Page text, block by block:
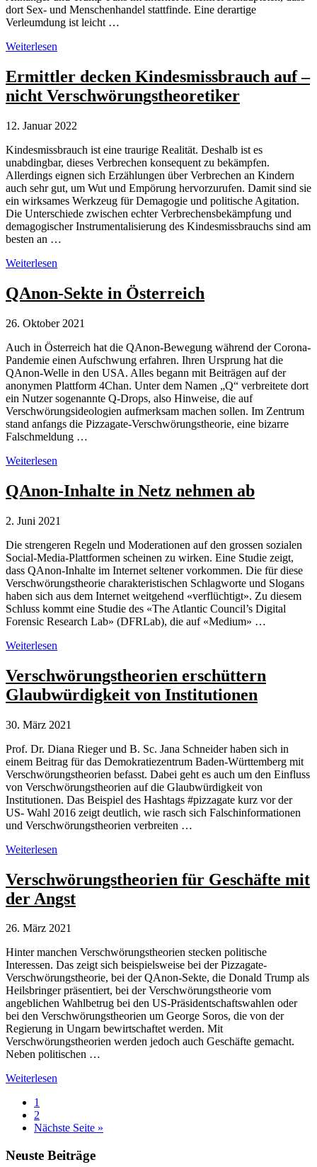
dort Sex- und Menschenhandel stattfinde. Eine derartige
Verleumdung ist leicht …
Ermittler
Kindesmissbrauch
–
Verschwörungsgläubige
davon
Weiterlesen
Ermittler decken Kindesmissbrauch auf –
nicht Verschwörungstheoretiker
12. Januar 2022
Kindesmissbrauch ist eine traurige Realität. Deshalb ist es
unabdingbar, dieses Verbrechen konsequent zu bekämpfen.
Allerdings eignen sich Erzählungen über Verbrechen an Kindern
auch sehr gut, um Wut und Empörung hervorzurufen. Damit sind sie
ein wirksames Werkzeug für Demagogie und politische Agitation.
Die Unterschiede zwischen echter Verbrechensbekämpfung und
demagogischer Instrumentalisierung des Kindesmissbrauchs sind am
besten an …
Ermittler
Kindesmissbrauch
auf
nicht
Verschwörungstheoretiker
Weiterlesen
QAnon-Sekte in Österreich
26. Oktober 2021
Auch in Österreich hat die QAnon-Bewegung während der Corona-
Pandemie einen Aufschwung erfahren. Ihren Ursprung hat die
QAnon-Welle in den USA. Alles begann mit Beiträgen auf der
anonymen Plattform 4Chan. Unter dem Namen „Q“ verbreitete dort
ein Nutzer sogenannte Q-Drops, also Hinweise, die auf
Verschwörungsideologien aufmerksam machen sollen. Im Zentrum
stand anfangs die Pizzagate-Verschwörungstheorie, eine bizarre
Falschmeldung …
QAnon-
in
Österreich
Weiterlesen
QAnon-Inhalte in Netz nehmen ab
2. Juni 2021
Die strengeren Regeln und Moderationen auf den grossen sozialen
Social-Media-Plattformen scheinen zu wirken. Eine Studie zeigt,
dass QAnon-Inhalte im Internet seltener vorkommen. Die für diese
Verschwörungstheorie charakteristischen Schlagworte und Slogans
haben sich aus dem Internet weitgehend «verflüchtigt». Zu diesem
Schluss kommt eine Studie des «The Atlantic Council’s Digital
Forensic Research Lab» (DFRLab), die auf «Medium» …
QAnon-
in
Netz
nehmen
Weiterlesen
Verschwörungstheorien erschüttern
Glaubwürdigkeit von Institutionen
30. März 2021
Prof. Dr. Diana Rieger und B. Sc. Jana Schneider haben sich in
einem Beitrag für das Demokratiezentrum Baden-Württemberg mit
Verschwörungstheorien befasst. Dabei geht es auch um den Einfluss
von Verschwörungstheorien auf die Glaubwürdigkeit von
Institutionen. Das Beispiel des Hashtags #pizzagate kurz vor der
US- Wahl 2016 zeigt deutlich, wie rasch sich Falschinformationen
und Verschwörungstheorien verbreiten …
Verschwörungstheorien
Glaubwürdigkeit
von
Institutionen
Weiterlesen
Verschwörungstheorien für Geschäfte mit
der Angst
26. März 2021
Hinter manchen Verschwörungstheorien stecken politische
Interessen. Das zeigt sich beispielsweise bei der Pizzagate-
Verschwörungstheorie, bei der QAnon-Sekte, die Donald Trump als
Heilsbringer präsentiert, bei der Verschwörungstheorie vom
angeblichen Wahlbetrug bei den US-Präsidentschaftswahlen oder
bei den Verschwörungstheorien um George Soros, die von der
Regierung in Ungarn bewirtschaftet werden. Mit
Verschwörungstheorien werden jedoch auch Geschäfte gemacht.
Neben politischen …
Verschwörungstheorien
Geschäfte
Weiterlesen
Seite
1
Seite
2
Nächste Seite aufrufen
»
Seitenspalte
Neuste Beiträge